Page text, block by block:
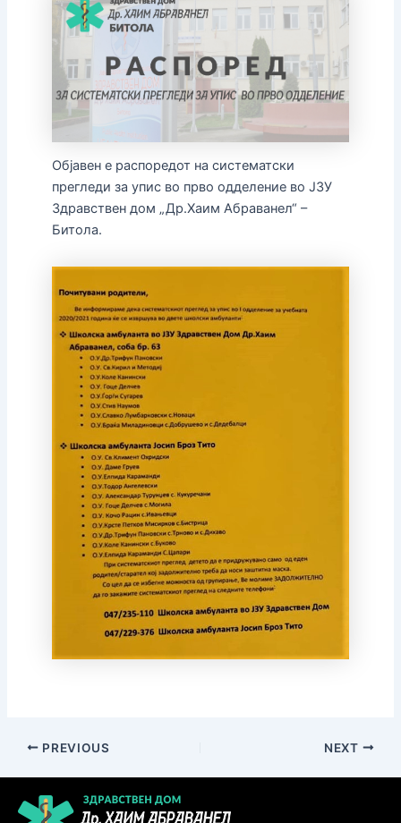
Објавен е распоредот на систематски
прегледи за упис во прво одделение во ЈЗУ
Здравствен дом „Др.Хаим Абраванел“ –
Битола.
PREVIOUS NEXT